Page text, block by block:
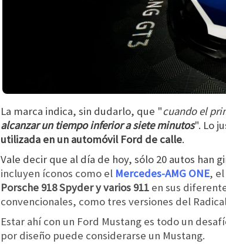
La marca indica, sin dudarlo, que "cuando el
alcanzar un tiempo inferior a siete minutos". Lo
utilizada en un automóvil Ford de calle.
Vale decir que al día de hoy, sólo 20 autos han
incluyen íconos como el Mercedes-AMG ONE, el
Porsche 918 Spyder y varios 911 en sus
convencionales, como tres versiones del
Estar ahí con un Ford Mustang es todo un
por diseño puede considerarse un Mustang.